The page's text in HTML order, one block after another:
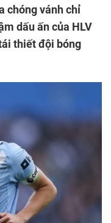
chóng vánh chỉ
dấu ấn của HLV
thiết đội bóng